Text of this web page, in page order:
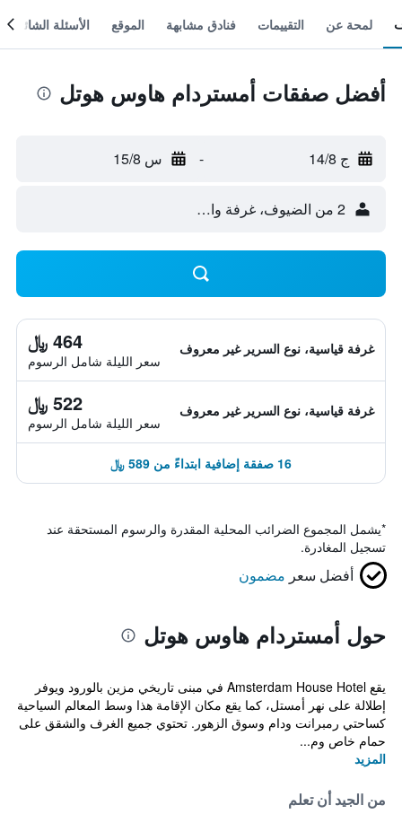
لمحة عن التقييمات فنادق مشابهة الموقع الأسئلة الشائعة
أفضل صفقات أمستردام هاوس هوتل
ج 14/8 - س 15/8
2 من الضيوف، غرفة واحدة
غرفة قياسية، نوع السرير غير معروف 464 ﷼
سعر الليلة شامل الرسوم
غرفة قياسية، نوع السرير غير معروف 522 ﷼
سعر الليلة شامل الرسوم
16 صفقة إضافية ابتداءً من 589 ﷼
*يشمل المجموع الضرائب المحلية المقدرة والرسوم المستحقة عند
تسجيل المغادرة.
أفضل سعر مضمون
حول أمستردام هاوس هوتل
يقع Amsterdam House Hotel في مبنى تاريخي مزين بالورود ويوفر
إطلالة على نهر أمستل، كما يقع مكان الإقامة هذا وسط المعالم السياحية
كساحتي رمبرانت ودام وسوق الزهور. تحتوي جميع الغرف والشقق على
حمام خاص وم...
المزيد
من الجيد أن تعلم